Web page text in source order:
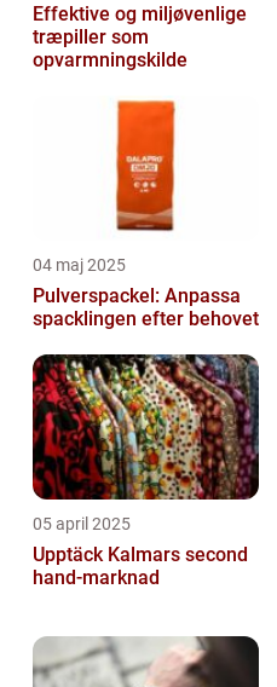
Effektive og miljøvenlige
træpiller som
opvarmningskilde
04 maj 2025
Pulverspackel: Anpassa
spacklingen efter behovet
05 april 2025
Upptäck Kalmars second
hand-marknad